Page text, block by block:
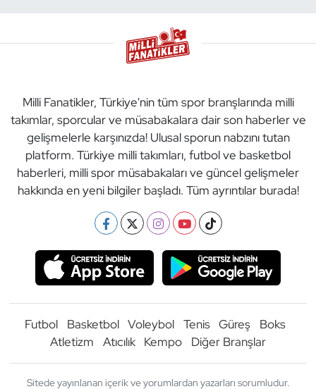
Milli Fanatikler, Türkiye'nin tüm spor branşlarında milli
takımlar, sporcular ve müsabakalara dair son haberler ve
gelişmelerle karşınızda! Ulusal sporun nabzını tutan
platform. Türkiye milli takımları, futbol ve basketbol
haberleri, milli spor müsabakaları ve güncel gelişmeler
hakkında en yeni bilgiler başladı. Tüm ayrıntılar burada!
Futbol Basketbol Voleybol Tenis Güreş
Boks
Atletizm
Atıcılık Kempo Diğer Branşlar
Sitede yayınlanan içerik ve yorumlardan yazarları sorumludur.